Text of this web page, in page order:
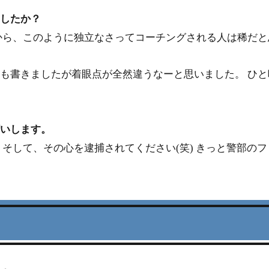
たか？
、このように独立なさってコーチングされる人は稀だ
書きましたが着眼点が全然違うなーと思いました。 ひ
します。
して、その心を逮捕されてください(笑) きっと警部の